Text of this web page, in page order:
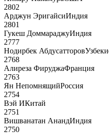
2802
Арджун ЭригайсиИндия
2801
Гукеш ДоммараджуИндия
2777
Нодирбек Абдусатторов
2768
Алиреза ФируджаФранция
2763
Ян НепомнящийРоссия
2754
Вэй ИКитай
2751
Вишванатан АнандИндия
2750